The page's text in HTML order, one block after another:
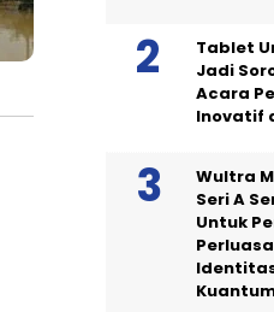
Tablet
Jadi
Acara
Inovatif
Wultra
Seri A
Untuk